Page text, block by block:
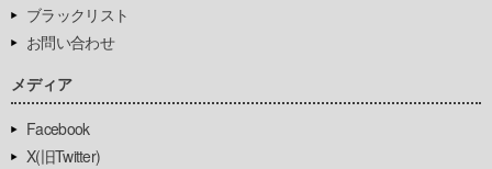
ブラックリスト
お問い合わせ
メディア
Facebook
X(旧Twitter)